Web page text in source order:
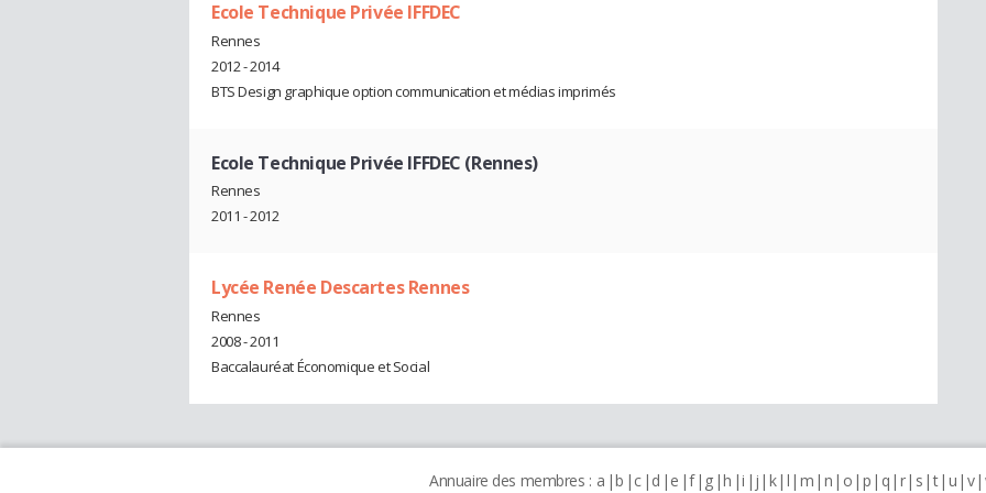
Ecole Technique Privée IFFDEC
Rennes
2012 - 2014
BTS Design graphique option communication et médias imprimés
Ecole Technique Privée IFFDEC (Rennes)
Rennes
2011 - 2012
Lycée Renée Descartes Rennes
Rennes
2008 - 2011
Baccalauréat Économique et Social
Annuaire des membres : a b c d e f g h i j k l m n o p q r s t u v